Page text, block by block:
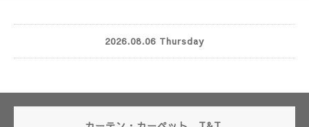
2026.08.06 Thursday